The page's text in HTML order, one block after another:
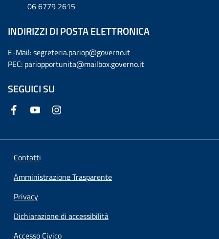
06 6779 2615
INDIRIZZI DI POSTA ELETTRONICA
E-Mail: segreteria.pariop@governo.it
PEC: pariopportunita@mailbox.governo.it
SEGUICI SU
Contatti
Amministrazione Trasparente
Privacy
Dichiarazione di accessibilità
Accesso Civico